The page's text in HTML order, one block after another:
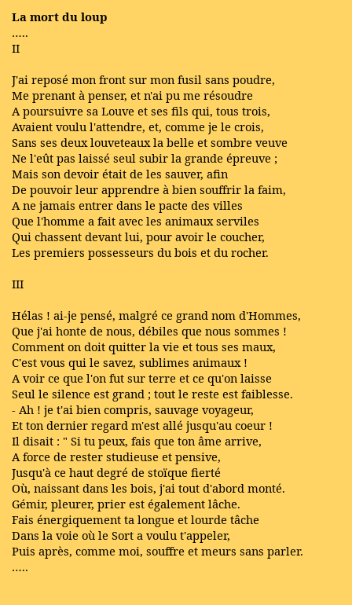
La mort du loup
…..
II
J'ai reposé mon front sur mon fusil sans poudre,
Me prenant à penser, et n'ai pu me résoudre
A poursuivre sa Louve et ses fils qui, tous trois,
Avaient voulu l'attendre, et, comme je le crois,
Sans ses deux louveteaux la belle et sombre veuve
Ne l'eût pas laissé seul subir la grande épreuve ;
Mais son devoir était de les sauver, afin
De pouvoir leur apprendre à bien souffrir la faim,
A ne jamais entrer dans le pacte des villes
Que l'homme a fait avec les animaux serviles
Qui chassent devant lui, pour avoir le coucher,
Les premiers possesseurs du bois et du rocher.
III
Hélas ! ai-je pensé, malgré ce grand nom d'Hommes,
Que j'ai honte de nous, débiles que nous sommes !
Comment on doit quitter la vie et tous ses maux,
C'est vous qui le savez, sublimes animaux !
A voir ce que l'on fut sur terre et ce qu'on laisse
Seul le silence est grand ; tout le reste est faiblesse.
- Ah ! je t'ai bien compris, sauvage voyageur,
Et ton dernier regard m'est allé jusqu'au coeur !
Il disait : " Si tu peux, fais que ton âme arrive,
A force de rester studieuse et pensive,
Jusqu'à ce haut degré de stoïque fierté
Où, naissant dans les bois, j'ai tout d'abord monté.
Gémir, pleurer, prier est également lâche.
Fais énergiquement ta longue et lourde tâche
Dans la voie où le Sort a voulu t'appeler,
Puis après, comme moi, souffre et meurs sans parler.
…..